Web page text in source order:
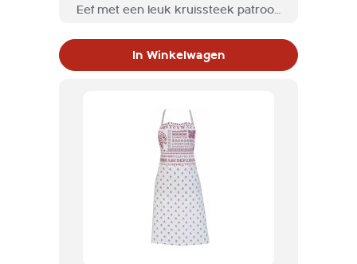
Eef met een leuk kruissteek patroon
In Winkelwagen